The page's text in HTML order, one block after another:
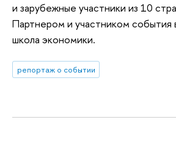
и зарубежные участники из 10
Партнером и участником события
школа экономики.
репортаж о событии